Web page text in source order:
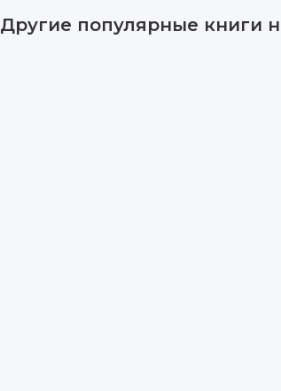
Другие популярные книги